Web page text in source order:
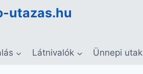
utazas.hu
Látnivalók Ünnepi utak